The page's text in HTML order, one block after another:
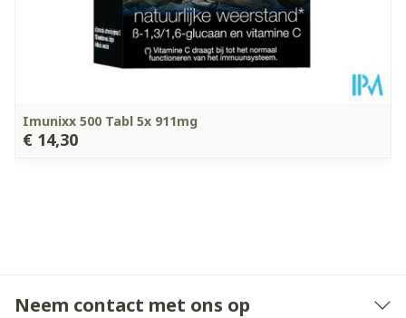
Imunixx 500 Tabl 5x 911mg
€ 14,30
Neem contact met ons op